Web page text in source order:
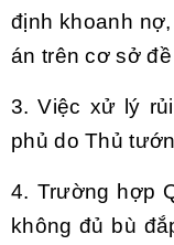
định khoanh
án trên cơ sở
3. Việc xử lý
phủ do Thủ
4. Trường hợp
không đủ bù